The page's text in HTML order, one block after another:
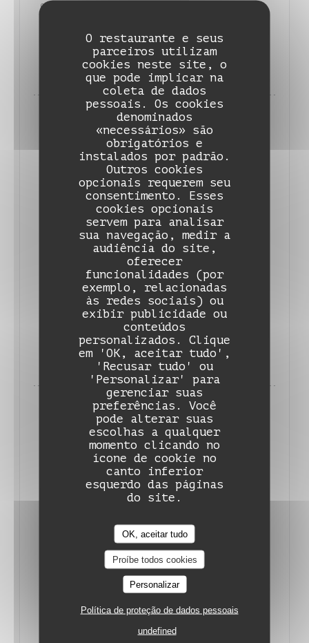
O restaurante e seus
parceiros utilizam
cookies neste site, o
que pode implicar na
coleta de dados
pessoais. Os cookies
denominados
«necessários» são
obrigatórios e
instalados por padrão.
Outros cookies
opcionais requerem seu
consentimento. Esses
cookies opcionais
servem para analisar
sua navegação, medir a
audiência do site,
oferecer
funcionalidades (por
exemplo, relacionadas
às redes sociais) ou
exibir publicidade ou
conteúdos
personalizados. Clique
em 'OK, aceitar tudo',
'Recusar tudo' ou
'Personalizar' para
gerenciar suas
preferências. Você
pode alterar suas
escolhas a qualquer
momento clicando no
ícone de cookie no
canto inferior
esquerdo das páginas
do site.
OK, aceitar tudo
Proíbe todos cookies
Personalizar
Política de proteção de dados pessoais
undefined
01/01/2024
LER O ARTIGO((ABRE NUMA NOVA JANELA))
L'AVIS DU GAULT ET MILLAU
15/03/2023
LER O ARTIGO((ABRE NUMA NOVA JANELA))
LE NOUVEAU DÉPART DE L'AUBERGE DE
Auberge de Monceaux